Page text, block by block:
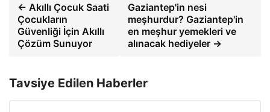
← Akıllı Çocuk Saati
Çocukların
Güvenliği İçin Akıllı
Çözüm Sunuyor
Gaziantep'in nesi
meşhurdur? Gaziantep'in
en meşhur yemekleri ve
alınacak hediyeler →
Tavsiye Edilen Haberler